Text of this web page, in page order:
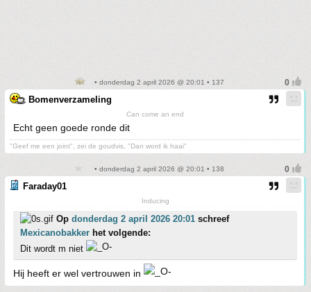
• donderdag 2 april 2026 @ 20:01 • 137
Bomenverzameling
Can come an end
Echt geen goede ronde dit
"Geef me een joint", zei de goudvis, "Dan word ik haai"
• donderdag 2 april 2026 @ 20:01 • 138
Faraday01
Inducing
Op donderdag 2 april 2026 20:01 schreef
Mexicanobakker het volgende:
Dit wordt m niet
Hij heeft er wel vertrouwen in